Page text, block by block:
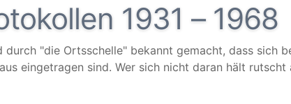
1931 – 1968
"die Ortsschelle" bekannt gemacht, dass sich
eingetragen sind. Wer sich nicht daran hält rutscht